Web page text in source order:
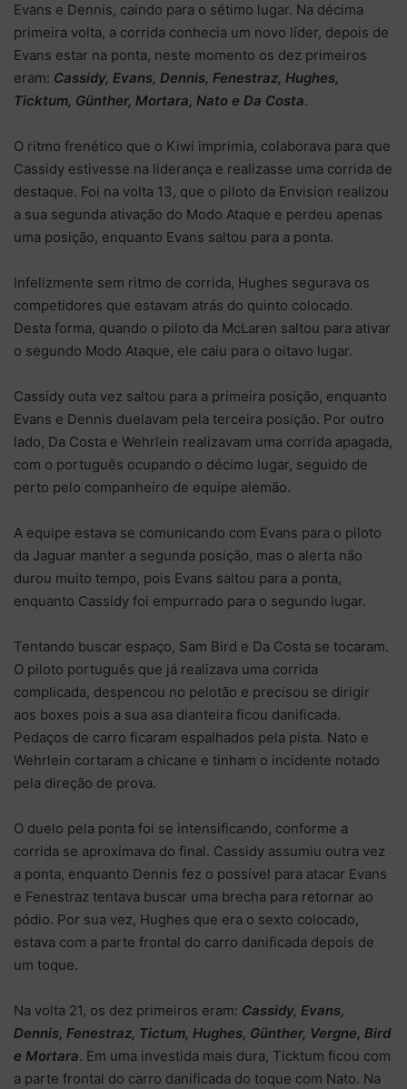
Evans e Dennis, caindo para o sétimo lugar. Na décima
primeira volta, a corrida conhecia um novo líder, depois de
Evans estar na ponta, neste momento os dez primeiros
eram: Cassidy, Evans, Dennis, Fenestraz, Hughes,
Ticktum, Günther, Mortara, Nato e Da Costa.
O ritmo frenético que o Kiwi imprimia, colaborava para que
Cassidy estivesse na liderança e realizasse uma corrida de
destaque. Foi na volta 13, que o piloto da Envision realizou
a sua segunda ativação do Modo Ataque e perdeu apenas
uma posição, enquanto Evans saltou para a ponta.
Infelizmente sem ritmo de corrida, Hughes segurava os
competidores que estavam atrás do quinto colocado.
Desta forma, quando o piloto da McLaren saltou para ativar
o segundo Modo Ataque, ele caiu para o oitavo lugar.
Cassidy outa vez saltou para a primeira posição, enquanto
Evans e Dennis duelavam pela terceira posição. Por outro
lado, Da Costa e Wehrlein realizavam uma corrida apagada,
com o português ocupando o décimo lugar, seguido de
perto pelo companheiro de equipe alemão.
A equipe estava se comunicando com Evans para o piloto
da Jaguar manter a segunda posição, mas o alerta não
durou muito tempo, pois Evans saltou para a ponta,
enquanto Cassidy foi empurrado para o segundo lugar.
Tentando buscar espaço, Sam Bird e Da Costa se tocaram.
O piloto português que já realizava uma corrida
complicada, despencou no pelotão e precisou se dirigir
aos boxes pois a sua asa dianteira ficou danificada.
Pedaços de carro ficaram espalhados pela pista. Nato e
Wehrlein cortaram a chicane e tinham o incidente notado
pela direção de prova.
O duelo pela ponta foi se intensificando, conforme a
corrida se aproximava do final. Cassidy assumiu outra vez
a ponta, enquanto Dennis fez o possível para atacar Evans
e Fenestraz tentava buscar uma brecha para retornar ao
pódio. Por sua vez, Hughes que era o sexto colocado,
estava com a parte frontal do carro danificada depois de
um toque.
Na volta 21, os dez primeiros eram: Cassidy, Evans,
Dennis, Fenestraz, Tictum, Hughes, Günther, Vergne, Bird
e Mortara. Em uma investida mais dura, Ticktum ficou com
a parte frontal do carro danificada do toque com Nato. Na